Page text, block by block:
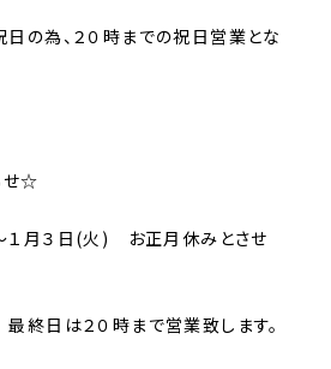
の為、２０時までの祝日営業とな
せ☆
１月３日(火) お正月休みとさせ
終日は２０時まで営業致します。